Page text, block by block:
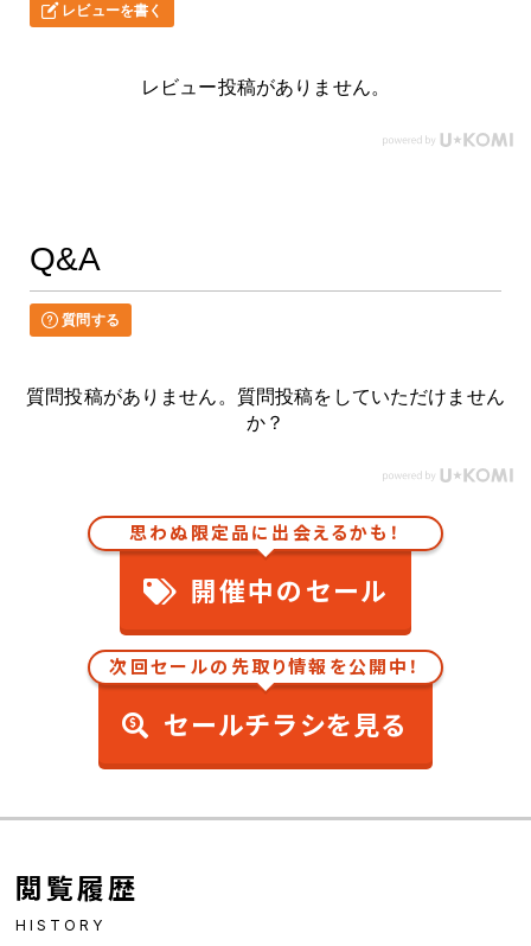
レビューを書く
レビュー投稿がありません。
Q&A
質問する
質問投稿がありません。質問投稿をしていただけません
か？
思わぬ限定品に出会えるかも！
開催中のセール
次回セールの先取り情報を公開中！
セールチラシを見る
閲覧履歴
HISTORY